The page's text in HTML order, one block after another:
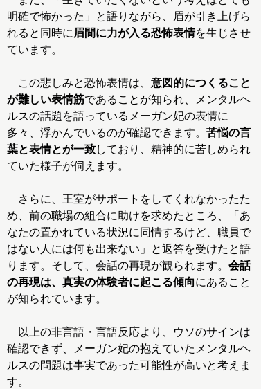
明確で怖かった」と語りながら、眉が引き上げら
れると同時に 眉間に力が入る恐怖表情を生じさせ
ています。
この悲しみと恐怖表情は、 意図的につくること
が難しい表情筋であることが知られ、メンタルヘ
ルスの話題を語っているメーガン妃の表情に
多々、浮かんでいるのが確認できます。 苦悩の言
葉と表情とが一致しており、精神的に苦しめられ
ていた様子が伺えます。
さらに、王室がサポートをしてくれなかったた
め、前の職場の組合に助けを求めたところ、「あ
なたの置かれている状況に同情するけど、職員で
はない人には何も出来ない」と返答を受けたと語
ります。そして、会話の再現が観られます。 会話
の再現は、真実の体験者に起こる傾向にあること
が知られています。
以上の非言語・言語反応より、ウソのサインは
確認できず、メーガン妃の抱えていたメンタルヘ
ルスの問題は事実であった可能性が高いと考えま
す。